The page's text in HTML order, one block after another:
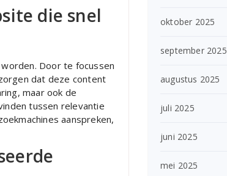
die snel
Door te focussen
dat deze content
maar ook de
tussen relevantie
aanspreken,
oktober 2025
september 2025
augustus 2025
juli 2025
juni 2025
mei 2025